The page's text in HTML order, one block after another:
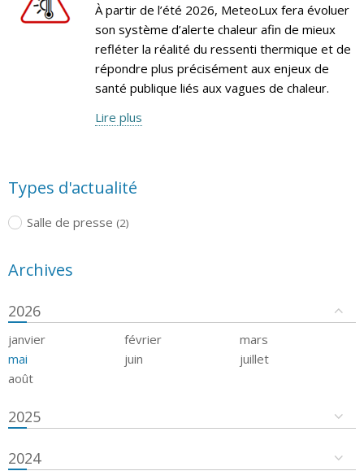
À partir de l’été 2026, MeteoLux fera évoluer
son système d’alerte chaleur afin de mieux
refléter la réalité du ressenti thermique et de
répondre plus précisément aux enjeux de
santé publique liés aux vagues de chaleur.
Lire plus
Types d'actualité
Salle de presse (2)
Archives
2026
janvier février
mars
mai
juin
juillet
août
2025
2024